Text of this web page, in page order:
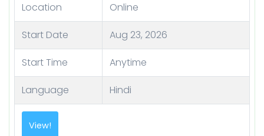
Location Online
Start Date Aug 23, 2026
Start Time Anytime
Language Hindi
View!